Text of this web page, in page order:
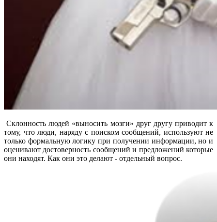
Склонность людей «выносить мозги» друг другу приводит к
тому, что люди, наряду с поиском сообщений, используют не
только формальную логику при получении информации, но и
оценивают достоверность сообщений и предложений которые
они находят. Как они это делают - отдельный вопрос.